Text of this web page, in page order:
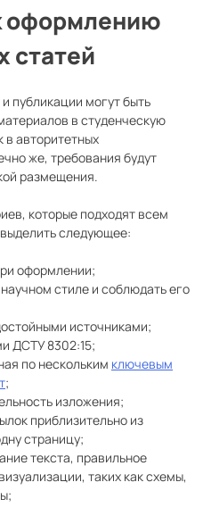
оформлению
статей
публикации могут быть
в студенческую
в авторитетных
же, требования будут
размещения.
которые подходят всем
следующее:
оформлении;
стиле и соблюдать его
источниками;
ДСТУ 8302:15;
по нескольким ключевым
;
изложения;
приблизительно из
страницу;
текста, правильное
таких как схемы,